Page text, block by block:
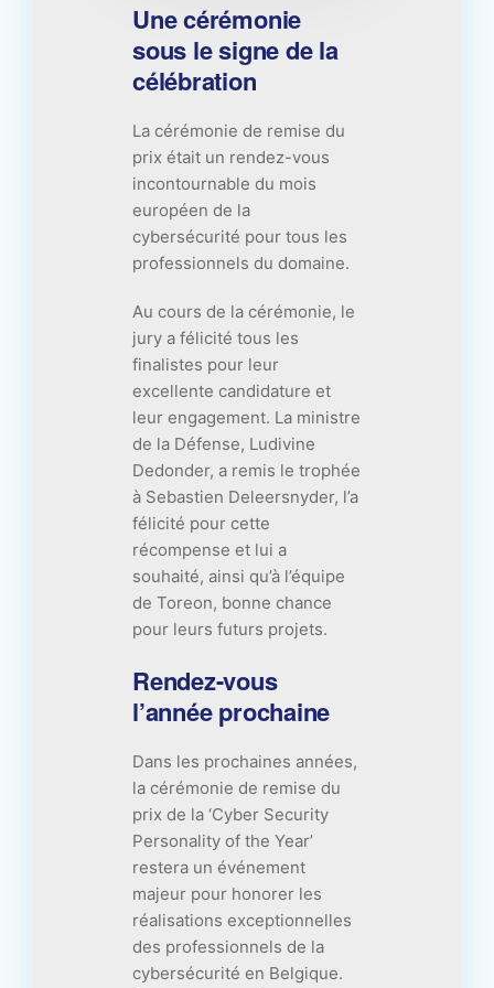
Une cérémonie
sous le signe de la
célébration
La cérémonie de remise du
prix était un rendez-vous
incontournable du mois
européen de la
cybersécurité pour tous les
professionnels du domaine.
Au cours de la cérémonie, le
jury a félicité tous les
finalistes pour leur
excellente candidature et
leur engagement. La ministre
de la Défense, Ludivine
Dedonder, a remis le trophée
à Sebastien Deleersnyder, l’a
félicité pour cette
récompense et lui a
souhaité, ainsi qu’à l’équipe
de Toreon, bonne chance
pour leurs futurs projets.
Rendez-vous
l’année prochaine
Dans les prochaines années,
la cérémonie de remise du
prix de la ‘Cyber Security
Personality of the Year’
restera un événement
majeur pour honorer les
réalisations exceptionnelles
des professionnels de la
cybersécurité en Belgique.